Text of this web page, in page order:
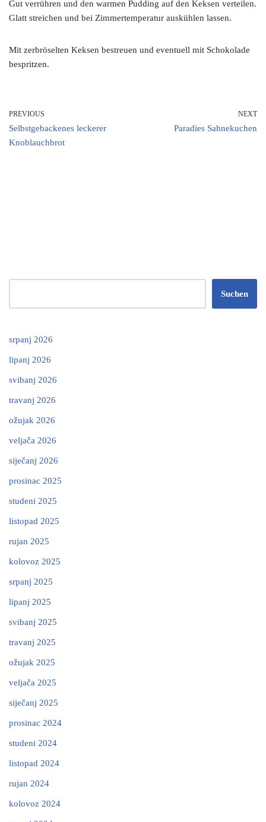
Gut verrühren und den warmen Pudding auf den Keksen verteilen.
Glatt streichen und bei Zimmertemperatur auskühlen lassen.
Mit zerbröselten Keksen bestreuen und eventuell mit Schokolade
bespritzen.
PREVIOUS
Selbstgebackenes leckerer
Knoblauchbrot
NEXT
Paradies Sahnekuchen
Suchen
srpanj 2026
lipanj 2026
svibanj 2026
travanj 2026
ožujak 2026
veljača 2026
siječanj 2026
prosinac 2025
studeni 2025
listopad 2025
rujan 2025
kolovoz 2025
srpanj 2025
lipanj 2025
svibanj 2025
travanj 2025
ožujak 2025
veljača 2025
siječanj 2025
prosinac 2024
studeni 2024
listopad 2024
rujan 2024
kolovoz 2024